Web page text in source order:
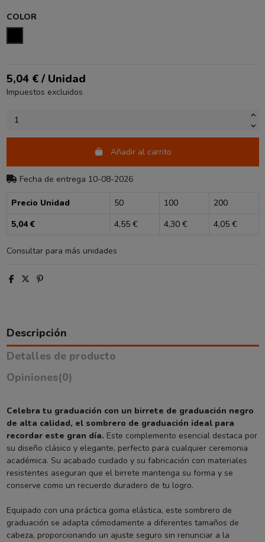
COLOR
5,04 € / Unidad
Impuestos excluidos
Añadir al carrito
Fecha de entrega 10-08-2026
Precio Unidad 50 100
200
5,04 €
4,55 € 4,30 € 4,05 €
Consultar para más unidades
Descripción
Detalles de producto
Opiniones(0)
Celebra tu graduación con un birrete de graduación negro
de alta calidad, el sombrero de graduación ideal para
recordar este gran día. Este complemento esencial destaca por
su diseño clásico y elegante, perfecto para cualquier ceremonia
académica. Su acabado cuidado y su fabricación con materiales
resistentes aseguran que el birrete mantenga su forma y se
conserve como un recuerdo duradero de tu logro.
Equipado con una práctica goma elástica, este sombrero de
graduación se adapta cómodamente a diferentes tamaños de
cabeza, proporcionando un ajuste seguro sin renunciar a la